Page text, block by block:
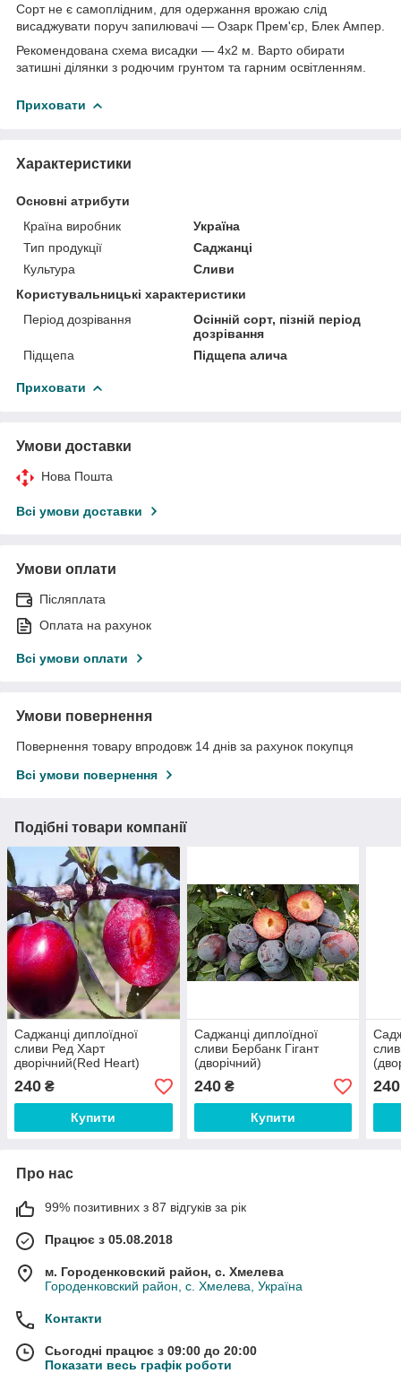
Сорт не є самоплідним, для одержання врожаю слід
висаджувати поруч запилювачі — Озарк Прем'єр, Блек Ампер.
Рекомендована схема висадки — 4х2 м. Варто обирати
затишні ділянки з родючим грунтом та гарним освітленням.
Приховати
Характеристики
Основні атрибути
Країна виробник
Україна
Тип продукції
Саджанці
Культура
Сливи
Користувальницькі характеристики
Період дозрівання
Осінній сорт, пізній період
дозрівання
Підщепа
Підщепа алича
Приховати
Умови доставки
Нова Пошта
Всі умови доставки
Умови оплати
Післяплата
Оплата на рахунок
Всі умови оплати
Умови повернення
Повернення товару впродовж 14 днів за рахунок покупця
Всі умови повернення
Подібні товари компанії
Саджанці диплоїдної
сливи Ред Харт
дворічний(Red Heart)
240 ₴
Купити
Саджанці диплоїдної
сливи Бербанк Гігант
(дворічний)
240₴
Купити
240
Про нас
99% позитивних з 87 відгуків за рік
Працює з 05.08.2018
м. Городенковский район, с. Хмелева
Городенковский район, с. Хмелева, Україна
Контакти
Сьогодні працює з 09:00 до 20:00
Показати весь графік роботи